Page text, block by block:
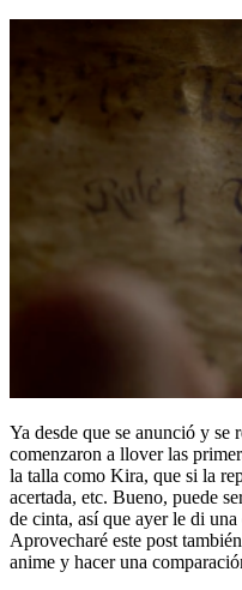
Ya desde que se anunció y se
comenzaron a llover las
la talla como Kira, que si la
acertada, etc. Bueno, puede
de cinta, así que ayer le di
Aprovecharé este post
anime y hacer una